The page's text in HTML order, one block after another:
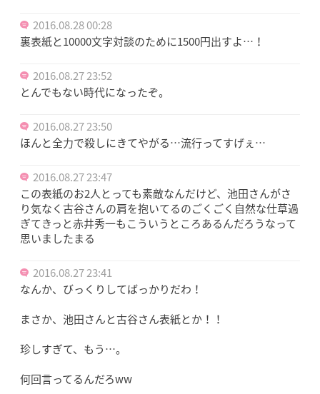
2016.08.28 00:28
裏表紙と10000文字対談のために1500円出すよ…！
2016.08.27 23:52
とんでもない時代になったぞ。
2016.08.27 23:50
ほんと全力で殺しにきてやがる…流行ってすげぇ…
2016.08.27 23:47
この表紙のお2人とっても素敵なんだけど、池田さんがさ
り気なく古谷さんの肩を抱いてるのごくごく自然な仕草過
ぎてきっと赤井秀一もこういうところあるんだろうなって
思いましたまる
2016.08.27 23:41
なんか、びっくりしてばっかりだわ！
まさか、池田さんと古谷さん表紙とか！！
珍しすぎて、もう…。
何回言ってるんだろww